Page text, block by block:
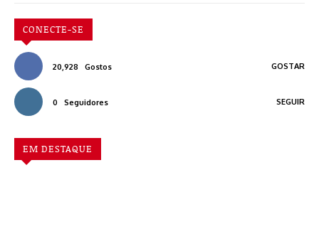
CONECTE-SE
20,928 Gostos GOSTAR
0 Seguidores SEGUIR
EM DESTAQUE